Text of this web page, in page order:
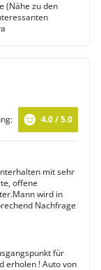
(Nähe zu den
4.0 / 5.0
mit sehr
offene
wird in
Nachfrage
für
erholen ! Auto von